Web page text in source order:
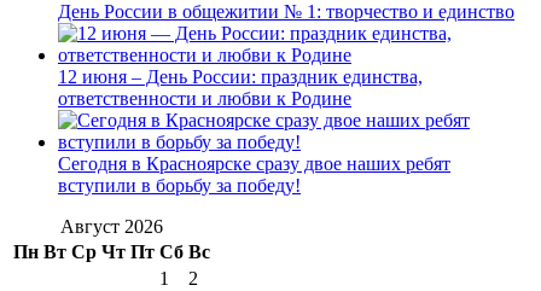
День России в общежитии № 1: творчество и единство
12 июня – День России: праздник единства,
ответственности и любви к Родине
Сегодня в Красноярске сразу двое наших ребят
вступили в борьбу за победу!
Август 2026
Пн Вт Ср Чт Пт Сб Вс
1
2